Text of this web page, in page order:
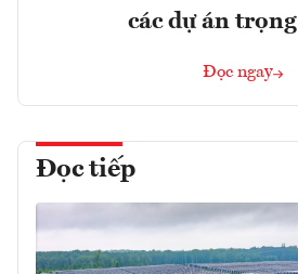
các dự án
Đọc ngay
Đọc tiếp